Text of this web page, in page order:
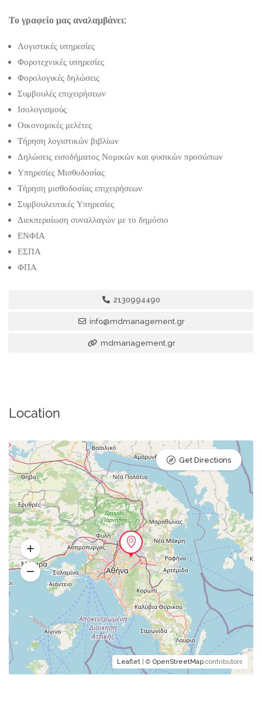
Το γραφείο μας αναλαμβάνει:
Λογιστικές υπηρεσίες
Φοροτεχνικές υπηρεσίες
Φορολογικές δηλώσεις
Συμβουλές επιχειρήσεων
Ισολογισμούς
Οικονομικές μελέτες
Τήρηση λογιστικών βιβλίων
Δηλώσεις εισοδήματος Νομικών και φυσικών προσώπων
Υπηρεσίες Μισθοδοσίας
Τήρηση μισθοδοσίας επιχειρήσεων
Συμβουλευτικές Υπηρεσίες
Διεκπεραίωση συναλλαγών με το δημόσιο
ΕΝΦΙΑ
ΕΣΠΑ
ΦΠΑ
2130994490
info@mdmanagement.gr
mdmanagement.gr
Location
Leaflet | © OpenStreetMap contributors
Get Directions